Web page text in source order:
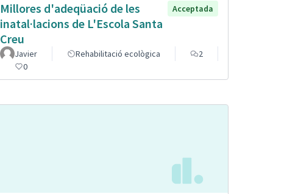
Millores d'adeqüació de les
inatal·lacions de L'Escola Santa
Creu
Acceptada
Javier Rehabilitació ecològica
2
0